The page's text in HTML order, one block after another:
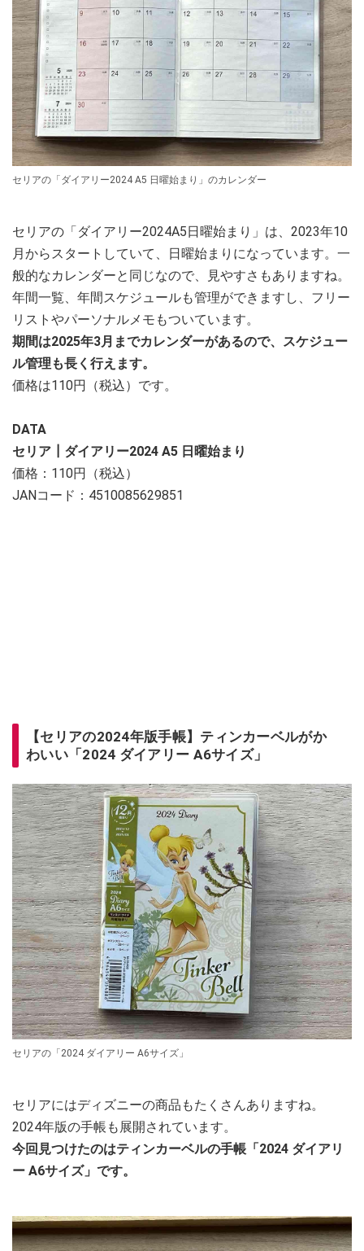
セリアの「ダイアリー2024 A5 日曜始まり」のカレンダー
セリアの「ダイアリー2024A5日曜始まり」は、2023年10
月からスタートしていて、日曜始まりになっています。一
般的なカレンダーと同じなので、見やすさもありますね。
年間一覧、年間スケジュールも管理ができますし、フリー
リストやパーソナルメモもついています。
期間は2025年3月までカレンダーがあるので、スケジュー
ル管理も長く行えます。
価格は110円（税込）です。
DATA
セリア┃ダイアリー2024 A5 日曜始まり
価格：110円（税込）
JANコード：4510085629851
【セリアの2024年版手帳】ティンカーベルがか
わいい「2024 ダイアリー A6サイズ」
セリアの「2024 ダイアリー A6サイズ」
セリアにはディズニーの商品もたくさんありますね。
2024年版の手帳も展開されています。
今回見つけたのはティンカーベルの手帳「2024 ダイアリ
ー A6サイズ」です。